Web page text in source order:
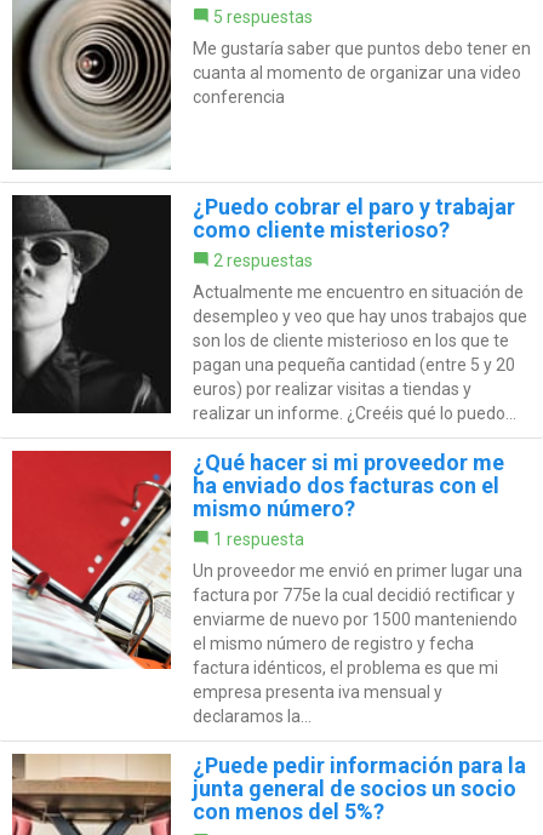
5 respuestas
Me gustaría saber que puntos debo tener en
cuanta al momento de organizar una video
conferencia
¿Puedo cobrar el paro y trabajar
como cliente misterioso?
2 respuestas
Actualmente me encuentro en situación de
desempleo y veo que hay unos trabajos que
son los de cliente misterioso en los que te
pagan una pequeña cantidad (entre 5 y 20
euros) por realizar visitas a tiendas y
realizar un informe. ¿Creéis qué lo puedo...
¿Qué hacer si mi proveedor me
ha enviado dos facturas con el
mismo número?
1 respuesta
Un proveedor me envió en primer lugar una
factura por 775e la cual decidió rectificar y
enviarme de nuevo por 1500 manteniendo
el mismo número de registro y fecha
factura idénticos, el problema es que mi
empresa presenta iva mensual y
declaramos la...
¿Puede pedir información para la
junta general de socios un socio
con menos del 5%?